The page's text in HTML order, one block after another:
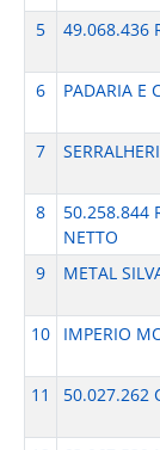
5
49.068.436
6
PADARIA E
7
8
50.258.844
NETTO
9
METAL
10
IMPERIO
11
50.027.262